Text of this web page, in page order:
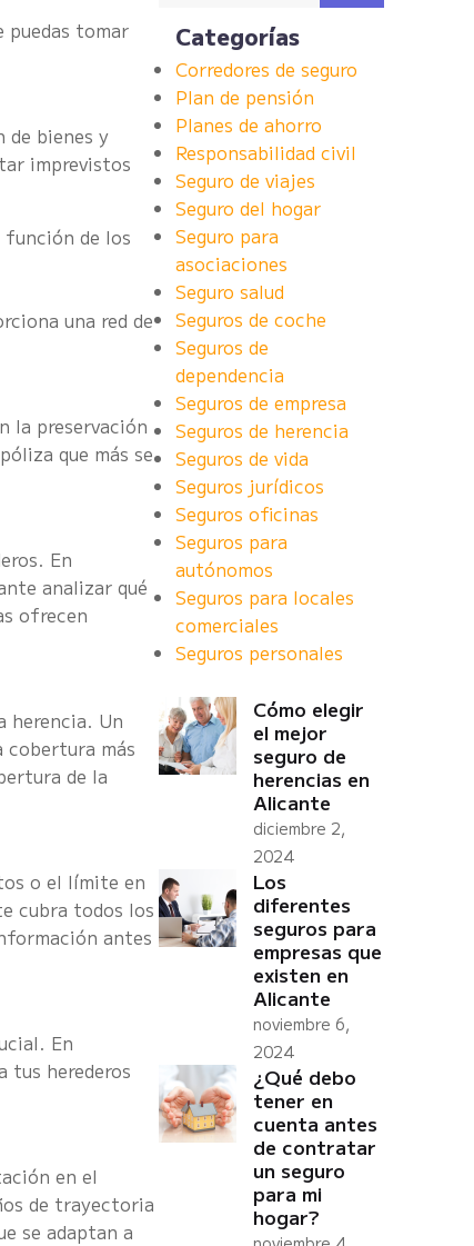
puedas tomar
de bienes y
imprevistos
función de los
una red de
la preservación
que más se
En
analizar qué
ofrecen
herencia. Un
cobertura más
de la
o el límite en
cubra todos los
antes
En
tus herederos
en el
de trayectoria
se adaptan a
Categorías
Corredores de seguro
Plan de pensión
Planes de ahorro
Responsabilidad civil
Seguro de viajes
Seguro del hogar
Seguro para
asociaciones
Seguro salud
Seguros de coche
Seguros de
dependencia
Seguros de empresa
Seguros de herencia
Seguros de vida
Seguros jurídicos
Seguros oficinas
Seguros para
autónomos
Seguros para locales
comerciales
Seguros personales
Cómo elegir
el mejor
seguro de
herencias en
Alicante
diciembre 2,
2024
Los
diferentes
seguros para
empresas que
existen en
Alicante
noviembre 6,
2024
¿Qué debo
tener en
cuenta antes
de contratar
un seguro
para mi
hogar?